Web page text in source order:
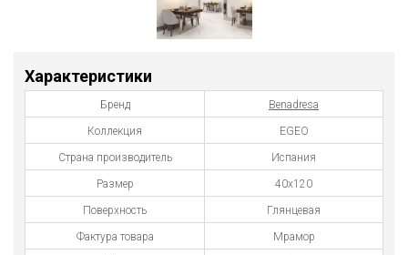
Характеристики
Бренд Benadresa
Коллекция EGEO
Страна производитель Испания
Размер 40х120
Поверхность Глянцевая
Фактура товара Мрамор